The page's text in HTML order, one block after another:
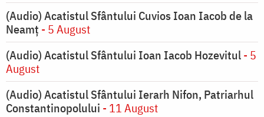
(Audio) Acatistul Sfântului Cuvios Ioan Iacob de la
Neamț - 5 August
(Audio) Acatistul Sfântului Ioan Iacob Hozevitul- 5
August
(Audio) Acatistul Sfântului Ierarh Nifon, Patriarhul
Constantinopolului - 11 August